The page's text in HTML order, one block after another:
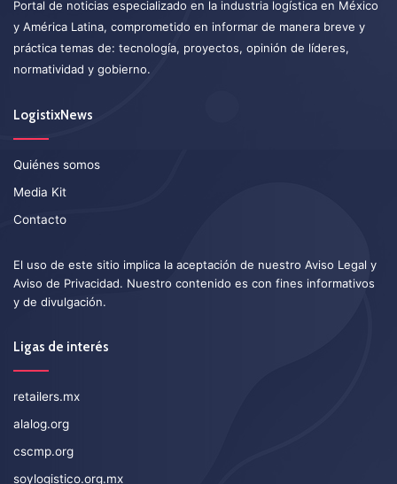
Portal de noticias especializado en la industria logística en México
y América Latina, comprometido en informar de manera breve y
práctica temas de: tecnología, proyectos, opinión de líderes,
normatividad y gobierno.
LogistixNews
Quiénes somos
Media Kit
Contacto
El uso de este sitio implica la aceptación de nuestro Aviso Legal y
Aviso de Privacidad. Nuestro contenido es con fines informativos
y de divulgación.
Ligas de interés
retailers.mx
alalog.org
cscmp.org
soylogistico.org.mx